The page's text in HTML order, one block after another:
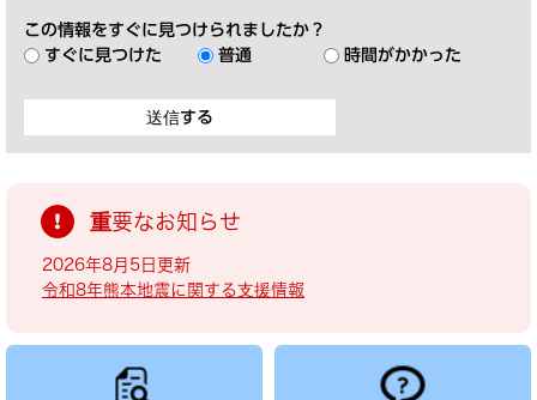
この情報をすぐに見つけられましたか？
すぐに見つけた
普通 時間がかかった
重要なお知らせ
2026年8月5日更新
令和8年熊本地震に関する支援情報